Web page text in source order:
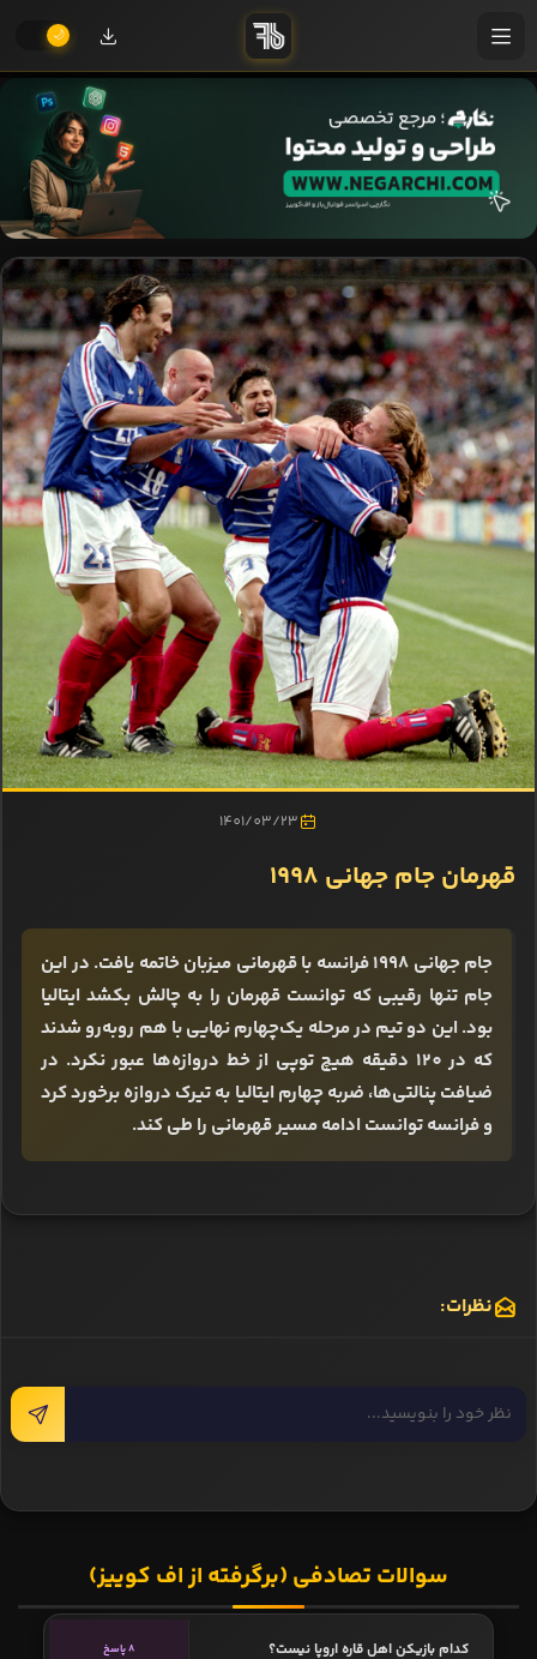
1401/03/23
قهرمان جام جهانی 1998
جام جهانی 1998 فرانسه با قهرمانی میزبان خاتمه یافت. در این
جام تنها رقیبی که توانست قهرمان را به چالش بکشد ایتالیا
بود. این دو تیم در مرحله یک‌چهارم نهایی با هم روبه‌رو شدند
که در 120 دقیقه هیچ توپی از خط دروازه‌ها عبور نکرد. در
ضیافت پنالتی‌ها، ضربه چهارم ایتالیا به تیرک دروازه برخورد کرد
و فرانسه توانست ادامه مسیر قهرمانی را طی کند.
نظرات:
سوالات تصادفی (برگرفته از اف کوییز)
کدام بازیکن اهل قاره اروپا نیست؟ 8 پاسخ